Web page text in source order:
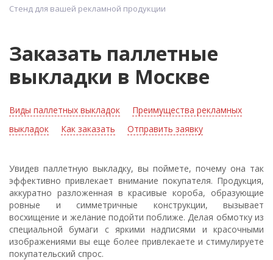
Стенд для вашей рекламной продукции
Заказать паллетные
выкладки в Москве
Виды паллетных выкладок
Преимущества рекламных
выкладок
Как заказать Отправить заявку
Увидев паллетную выкладку, вы поймете, почему она так
эффективно привлекает внимание покупателя. Продукция,
аккуратно разложенная в красивые короба, образующие
ровные и симметричные конструкции, вызывает
восхищение и желание подойти поближе. Делая обмотку из
специальной бумаги с яркими надписями и красочными
изображениями вы еще более привлекаете и стимулируете
покупательский спрос.